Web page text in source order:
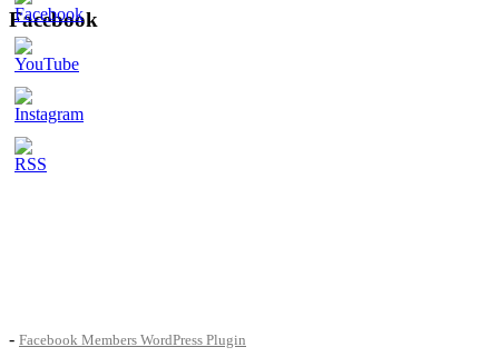
Facebook
- Facebook Members WordPress Plugin